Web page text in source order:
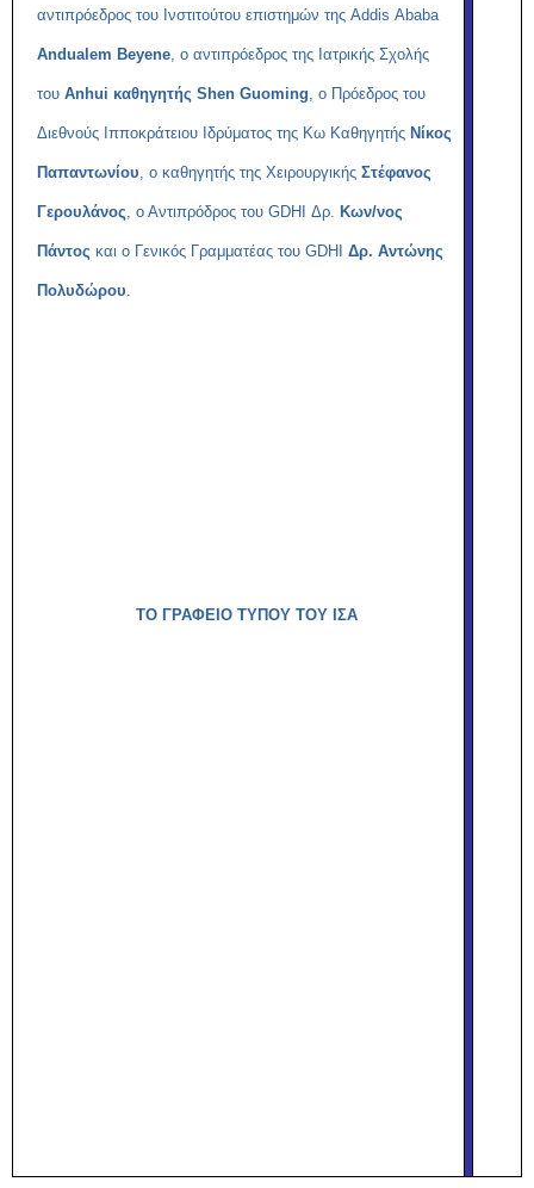
αντιπρόεδρος του Ινστιτούτου επιστημών της Addis Ababa
Andualem Beyene, ο αντιπρόεδρος της Ιατρικής Σχολής
του Anhui καθηγητής S hen Guoming, o Πρόεδρος του
Διεθνούς Ιπποκράτειου Ιδρύματος της Κω Καθηγητής Νίκος
Παπαντωνίου, ο καθηγητής της Χειρουργικής Στέφανος
Γερουλάνος, ο Αντιπρόδρος του GDHI Δρ. Κων/νος
Πάντος και ο Γενικός Γραμματέας του GDHI Δρ. Αντώνης
Πολυδώρου.
ΤΟ ΓΡΑΦΕΙΟ ΤΥΠΟΥ ΤΟΥ ΙΣΑ